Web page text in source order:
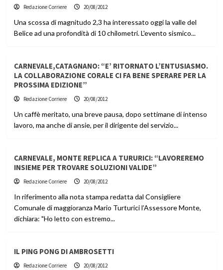
Redazione Corriere 20/08/2012
Una scossa di magnitudo 2,3 ha interessato oggi la valle del
Belice ad una profondità di 10 chilometri. L'evento sismico...
CARNEVALE,CATAGNANO: “E’ RITORNATO L’ENTUSIASMO.
LA COLLABORAZIONE CORALE CI FA BENE SPERARE PER LA
PROSSIMA EDIZIONE”
Redazione Corriere 20/08/2012
Un caffè meritato, una breve pausa, dopo settimane di intenso
lavoro, ma anche di ansie, per il dirigente del servizio...
CARNEVALE, MONTE REPLICA A TURURICI: “LAVOREREMO
INSIEME PER TROVARE SOLUZIONI VALIDE”
Redazione Corriere 20/08/2012
In riferimento alla nota stampa redatta dal Consigliere
Comunale di maggioranza Mario Turturici l’Assessore Monte,
dichiara: "Ho letto con estremo...
IL PING PONG DI AMBROSETTI
Redazione Corriere 20/08/2012